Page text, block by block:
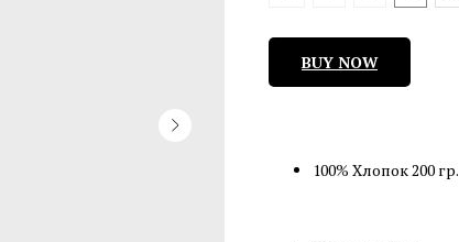
BUY NOW
100% Хлопок 200 гр.